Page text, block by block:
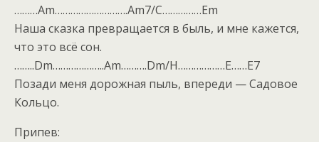
………Am……………………….Am7/C……………Em
Наша сказка превращается в быль, и мне кажется,
что это всё сон.
……..Dm………………..Am……….Dm/H………………E……E7
Позади меня дорожная пыль, впереди — Садовое
Кольцо.
Припев: